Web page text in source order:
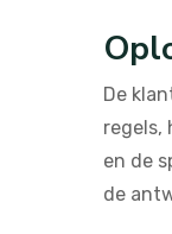
De
regels,
en de
de